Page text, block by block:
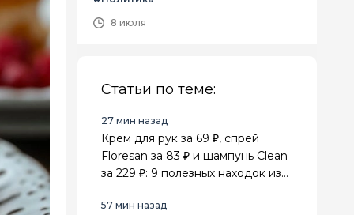
8 июля
Статьи по теме:
27 мин назад
Крем для рук за 69 ₽, спрей
Floresan за 83 ₽ и шампунь Clean
за 229 ₽: 9 полезных находок из
57 мин назад